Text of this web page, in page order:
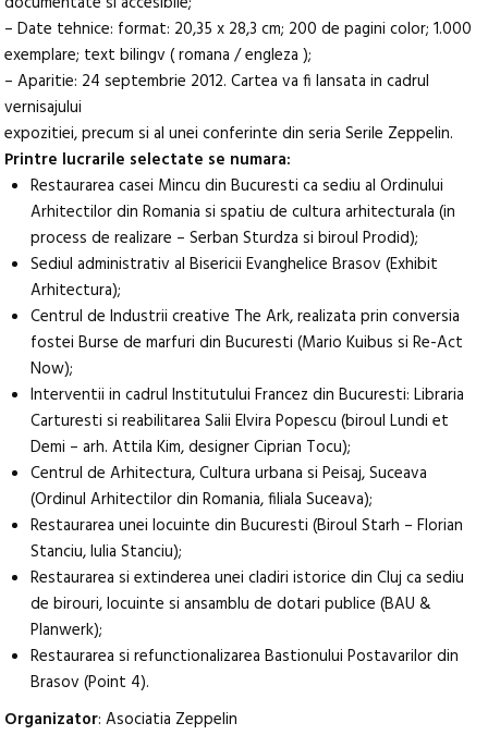
– Date tehnice: format: 20,35 x 28,3 cm; 200 de pagini color; 1.000
exemplare; text bilingv ( romana / engleza );
– Aparitie: 24 septembrie 2012. Cartea va fi lansata in cadrul
vernisajului
expozitiei, precum si al unei conferinte din seria Serile Zeppelin.
Printre lucrarile selectate se numara:
Restaurarea casei Mincu din Bucuresti ca sediu al Ordinului
Arhitectilor din Romania si spatiu de cultura arhitecturala (in
process de realizare – Serban Sturdza si biroul Prodid);
Sediul administrativ al Bisericii Evanghelice Brasov (Exhibit
Arhitectura);
Centrul de Industrii creative The Ark, realizata prin conversia
fostei Burse de marfuri din Bucuresti (Mario Kuibus si Re-Act
Now);
Interventii in cadrul Institutului Francez din Bucuresti: Libraria
Carturesti si reabilitarea Salii Elvira Popescu (biroul Lundi et
Demi – arh. Attila Kim, designer Ciprian Tocu);
Centrul de Arhitectura, Cultura urbana si Peisaj, Suceava
(Ordinul Arhitectilor din Romania, filiala Suceava);
Restaurarea unei locuinte din Bucuresti (Biroul Starh – Florian
Stanciu, Iulia Stanciu);
Restaurarea si extinderea unei cladiri istorice din Cluj ca sediu
de birouri, locuinte si ansamblu de dotari publice (BAU &
Planwerk);
Restaurarea si refunctionalizarea Bastionului Postavarilor din
Brasov (Point 4).
Organizator: Asociatia Zeppelin